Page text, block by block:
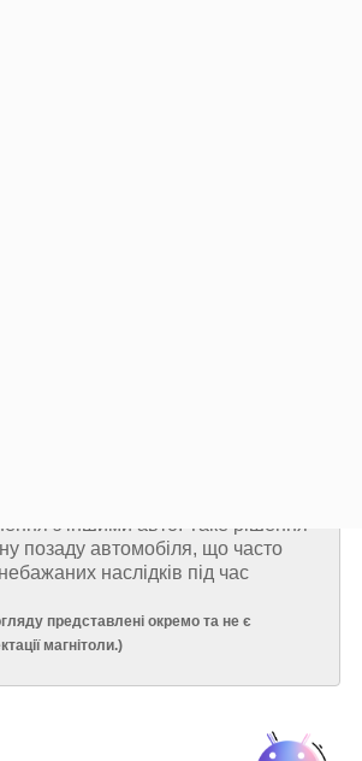
з іншими авто. Таке рішення
позаду автомобіля, що часто
наслідків під час
представлені окремо та не є
магнітоли.)